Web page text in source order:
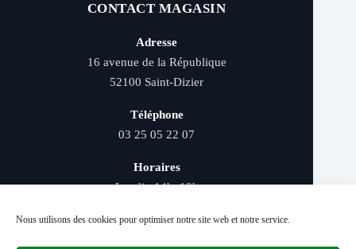
Nous utilisons des cookies pour optimiser notre site web et notre service.
CONTACT MAGASIN
Adresse
16 avenue de la République
52100 Saint-Dizier
Téléphone
03 25 05 22 07
Horaires
Lundi : 14h–19h